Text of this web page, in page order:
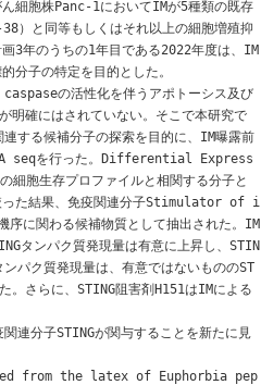
細胞株Panc-1においてIMが5種類の既存
38）と同等もしくはそれ以上の細胞増殖抑
3年のうちの1年目である2022年度は、IM
分子の特定を目的とした。
の活性化を伴うアポトーシス及び
明確にはされていない。そこで本研究で
する候補分子の探索を目的に、IM曝露前
seqを行った。Differential Express
細胞生存プロファイルと相関する分子と
った結果、免疫関連分子Stimulator of i
に関わる候補物質として抽出された。IM
タンパク質発現量は有意に上昇し、STIN
パク質発現量は、有意ではないもののST
。さらに、STING阻害剤H151はIMによる
連分子STINGが関与することを新たに見
from the latex of Euphorbia pep